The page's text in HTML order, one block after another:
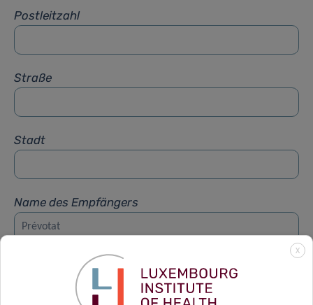
Postleitzahl
Straße
Stadt
Name des Empfängers
Vorname des Empfängers
X